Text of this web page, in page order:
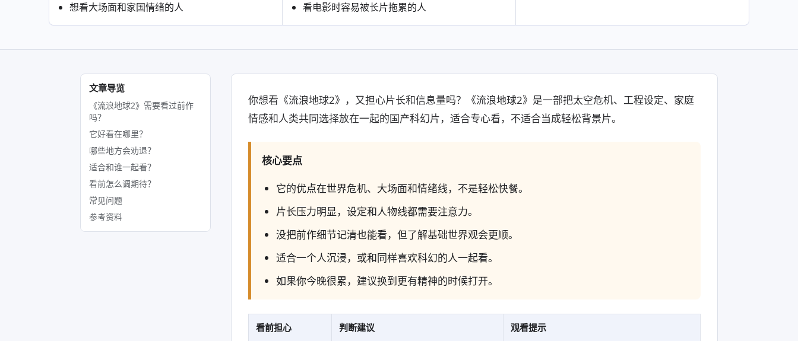
想看大场面和家国情绪的人
看电影时容易被长片拖累的人
文章导览
《流浪地球2》需要看过前作
吗？
它好看在哪里？
哪些地方会劝退？
适合和谁一起看？
看前怎么调期待？
常见问题
参考资料
你想看《流浪地球2》，又担心片长和信息量吗？《流浪地球2》是一部把太空危机、工程设定、家庭
情感和人类共同选择放在一起的国产科幻片，适合专心看，不适合当成轻松背景片。
核心要点
它的优点在世界危机、大场面和情绪线，不是轻松快餐。
片长压力明显，设定和人物线都需要注意力。
没把前作细节记清也能看，但了解基础世界观会更顺。
适合一个人沉浸，或和同样喜欢科幻的人一起看。
如果你今晚很累，建议换到更有精神的时候打开。
看前担心 判断建议 观看提示